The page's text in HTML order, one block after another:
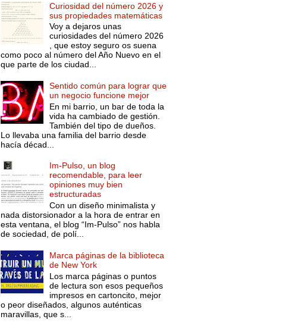
Curiosidad del número 2026 y
sus propiedades matemáticas
Voy a dejaros unas
curiosidades del número 2026
, que estoy seguro os suena
como poco al número del Año Nuevo en el
que parte de los ciudad...
Sentido común para lograr que
un negocio funcione mejor
En mi barrio, un bar de toda la
vida ha cambiado de gestión.
También del tipo de dueños.
Lo llevaba una familia del barrio desde
hacía décad...
Im-Pulso, un blog
recomendable, para leer
opiniones muy bien
estructuradas
Con un diseño minimalista y
nada distorsionador a la hora de entrar en
esta ventana, el blog “Im-Pulso” nos habla
de sociedad, de polí...
Marca páginas de la biblioteca
de New York
Los marca páginas o puntos
de lectura son esos pequeños
impresos en cartoncito, mejor
o peor diseñados, algunos auténticas
maravillas, que s...